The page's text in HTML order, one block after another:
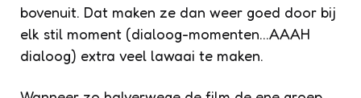
bovenuit. Dat maken ze dan weer goed door bij
elk stil moment (dialoog-momenten…AAAH
dialoog) extra veel lawaai te maken.